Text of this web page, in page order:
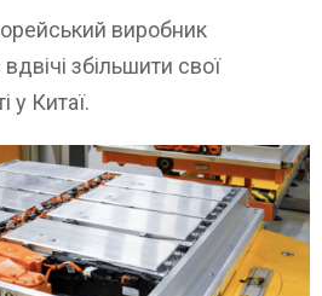
виробник
збільшити свої
у Китаї.